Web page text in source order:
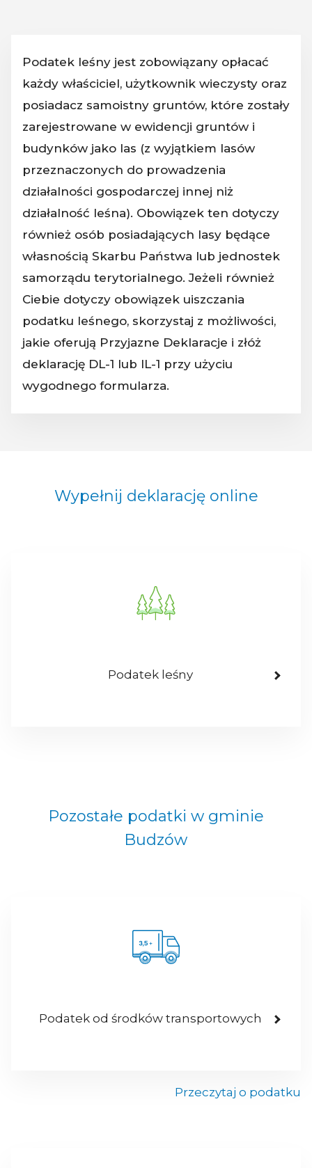
Podatek leśny jest zobowiązany opłacać
każdy właściciel, użytkownik wieczysty oraz
posiadacz samoistny gruntów, które zostały
zarejestrowane w ewidencji gruntów i
budynków jako las (z wyjątkiem lasów
przeznaczonych do prowadzenia
działalności gospodarczej innej niż
działalność leśna). Obowiązek ten dotyczy
również osób posiadających lasy będące
własnością Skarbu Państwa lub jednostek
samorządu terytorialnego. Jeżeli również
Ciebie dotyczy obowiązek uiszczania
podatku leśnego, skorzystaj z możliwości,
jakie oferują Przyjazne Deklaracje i złóż
deklarację DL-1 lub IL-1 przy użyciu
wygodnego formularza.
Wypełnij deklarację online
Podatek leśny
Pozostałe podatki w gminie
Budzów
Podatek od środków transportowych
Przeczytaj o podatku